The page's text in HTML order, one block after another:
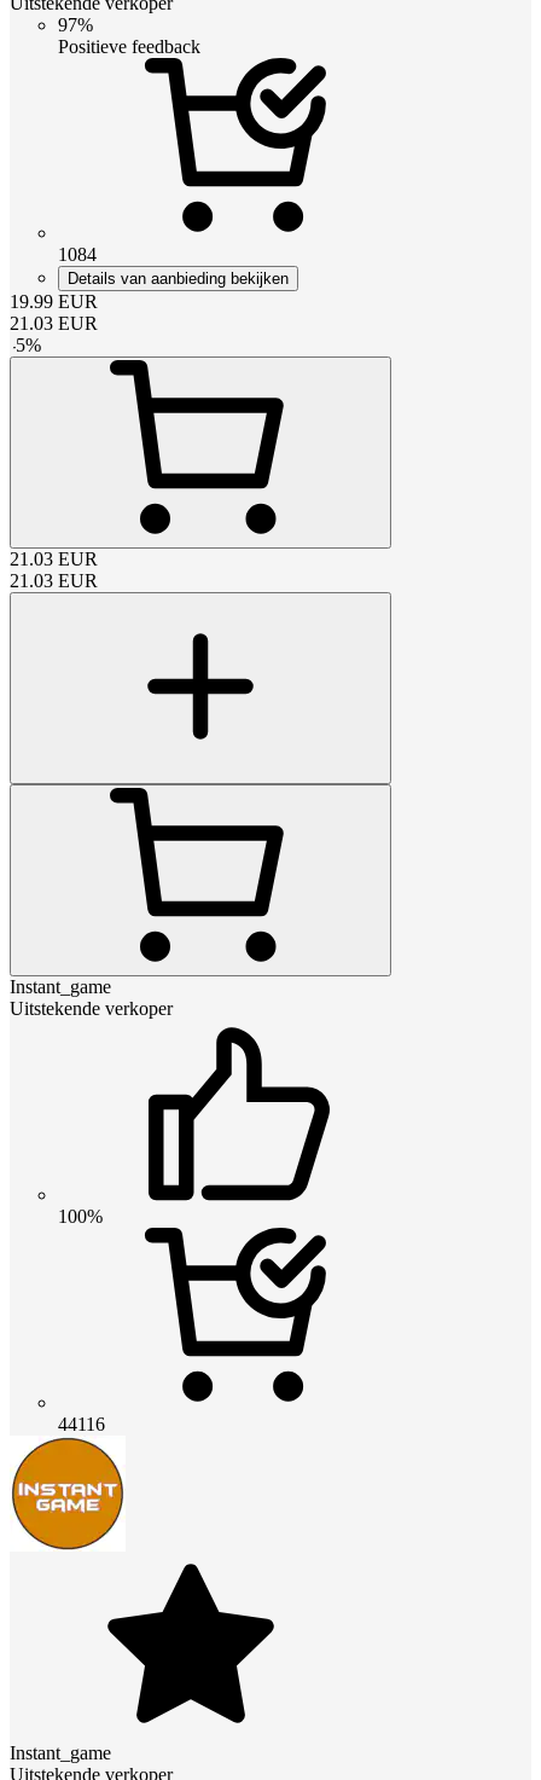
97%
Positieve feedback
1084
Details van aanbieding bekijken
19.99 EUR
21.03 EUR
-5%
21.03 EUR
21.03 EUR
Instant_game
Uitstekende verkoper
100%
44116
Instant_game
Uitstekende verkoper